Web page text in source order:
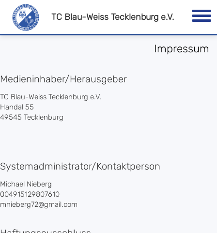
TC Blau-Weiss Tecklenburg e.V.
Impressum
Medieninhaber/Herausgeber
TC Blau-Weiss Tecklenburg e.V.
Handal 55
49545 Tecklenburg
Systemadministrator/Kontaktperson
Michael Nieberg
004915129807610
mnieberg72@gmail.com